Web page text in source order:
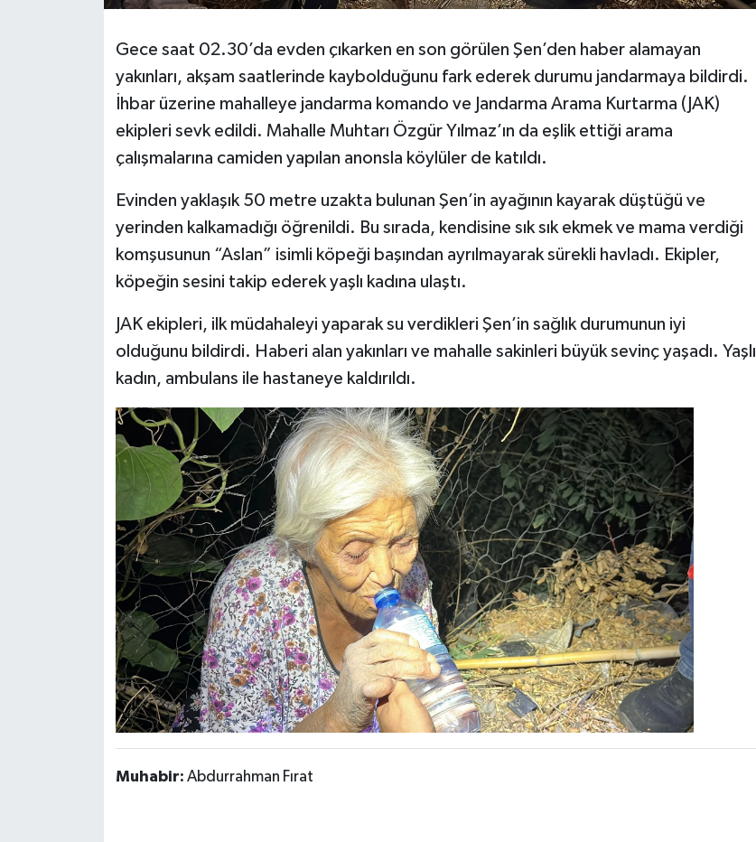
Gece saat 02.30’da evden çıkarken en son görülen Şen’den haber alamayan
yakınları, akşam saatlerinde kaybolduğunu fark ederek durumu jandarmaya bildirdi.
İhbar üzerine mahalleye jandarma komando ve Jandarma Arama Kurtarma (JAK)
ekipleri sevk edildi. Mahalle Muhtarı Özgür Yılmaz’ın da eşlik ettiği arama
çalışmalarına camiden yapılan anonsla köylüler de katıldı.
Evinden yaklaşık 50 metre uzakta bulunan Şen’in ayağının kayarak düştüğü ve
yerinden kalkamadığı öğrenildi. Bu sırada, kendisine sık sık ekmek ve mama verdiği
komşusunun “Aslan” isimli köpeği başından ayrılmayarak sürekli havladı. Ekipler,
köpeğin sesini takip ederek yaşlı kadına ulaştı.
JAK ekipleri, ilk müdahaleyi yaparak su verdikleri Şen’in sağlık durumunun iyi
olduğunu bildirdi. Haberi alan yakınları ve mahalle sakinleri büyük sevinç yaşadı. Yaşlı
kadın, ambulans ile hastaneye kaldırıldı.
Muhabir: Abdurrahman Fırat